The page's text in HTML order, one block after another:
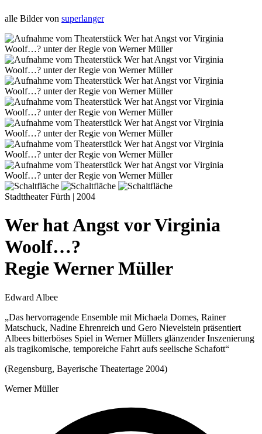
alle Bilder von superlanger
Stadttheater Fürth | 2004
Wer hat Angst vor Virginia
Woolf…?
Regie Werner Müller
Edward Albee
„Das hervorragende Ensemble mit Michaela Domes, Rainer
Matschuck, Nadine Ehrenreich und Gero Nievelstein präsentiert
Albees bitterböses Spiel in Werner Müllers glänzender Inszenierung
als tragikomische, temporeiche Fahrt aufs seelische Schafott“
(Regensburg, Bayerische Theatertage 2004)
Werner Müller